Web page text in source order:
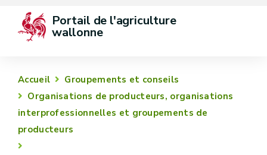
Portail de l'agriculture
wallonne
Accueil
Groupements et conseils
Organisations de producteurs, organisations
interprofessionnelles et groupements de
producteurs